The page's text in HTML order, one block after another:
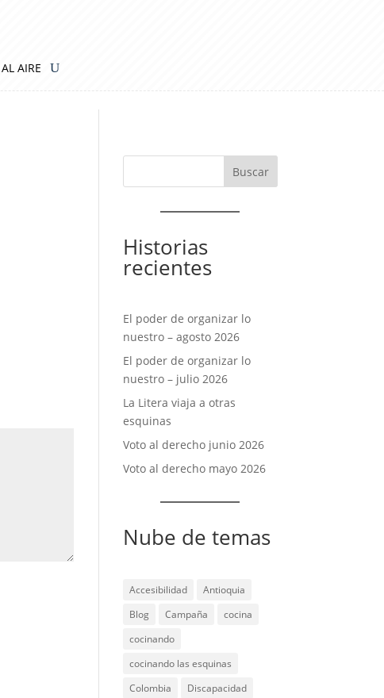
AL AIRE
Historias
recientes
El poder de organizar lo
nuestro – agosto 2026
El poder de organizar lo
nuestro – julio 2026
La Litera viaja a otras
esquinas
Voto al derecho junio 2026
Voto al derecho mayo 2026
Nube de temas
Accesibilidad
Antioquia
Blog
Campaña
cocina
cocinando
cocinando las esquinas
Colombia
Discapacidad